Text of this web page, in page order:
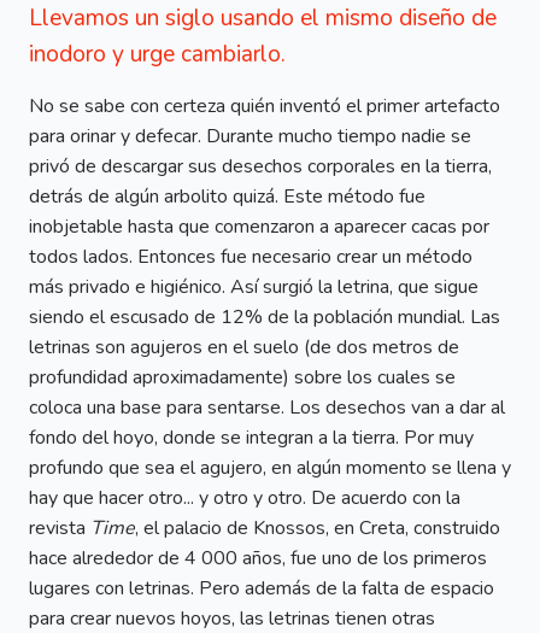
Llevamos un siglo usando el mismo diseño de
inodoro y urge cambiarlo.
No se sabe con certeza quién inventó el primer artefacto
para orinar y defecar. Durante mucho tiempo nadie se
privó de descargar sus desechos corporales en la tierra,
detrás de algún arbolito quizá. Este método fue
inobjetable hasta que comenzaron a aparecer cacas por
todos lados. Entonces fue necesario crear un método
más privado e higiénico. Así surgió la letrina, que sigue
siendo el escusado de 12% de la población mundial. Las
letrinas son agujeros en el suelo (de dos metros de
profundidad aproximadamente) sobre los cuales se
coloca una base para sentarse. Los desechos van a dar al
fondo del hoyo, donde se integran a la tierra. Por muy
profundo que sea el agujero, en algún momento se llena y
hay que hacer otro... y otro y otro. De acuerdo con la
revista Time, el palacio de Knossos, en Creta, construido
hace alrededor de 4 000 años, fue uno de los primeros
lugares con letrinas. Pero además de la falta de espacio
para crear nuevos hoyos, las letrinas tienen otras